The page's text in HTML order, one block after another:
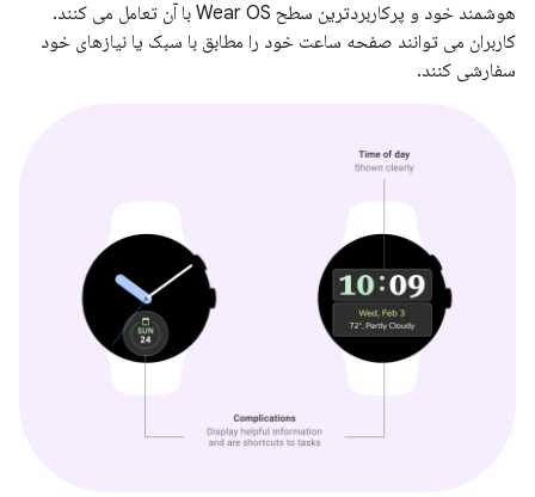
هوشمند خود و پرکاربردترین سطح Wear OS با آن تعامل می کنند.
کاربران می توانند صفحه ساعت خود را مطابق با سبک یا نیازهای خود
سفارشی کنند.